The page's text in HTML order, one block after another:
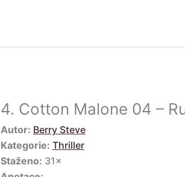
4. Cotton Malone 04 –
Autor: Berry Steve
Kategorie: Thriller
Staženo: 31×